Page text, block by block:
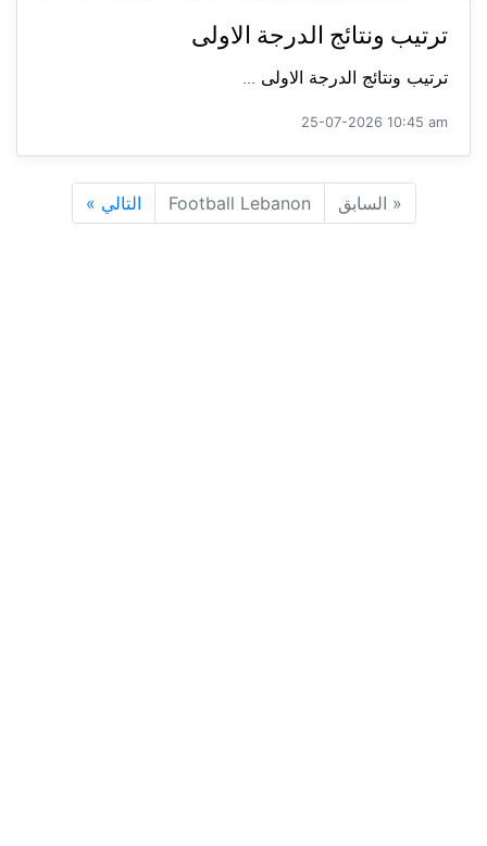
ترتيب ونتائج الدرجة الاولى
ترتيب ونتائج الدرجة الاولى ...
25-07-2026 10:45 am
« السابق Football Lebanon التالي »